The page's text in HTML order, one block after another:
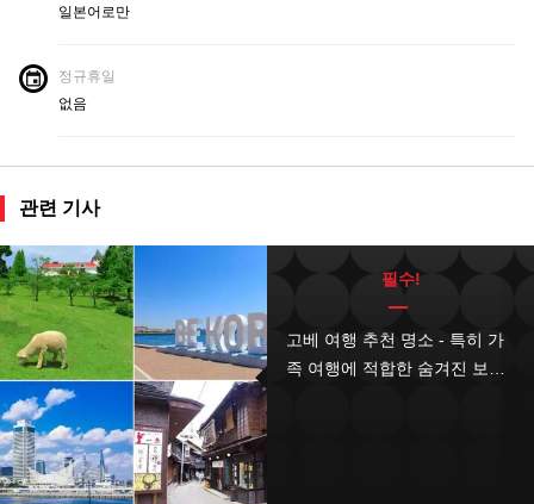
일본어로만
정규휴일
없음
관련 기사
필수!
고베 여행 추천 명소 - 특히 가
족 여행에 적합한 숨겨진 보석